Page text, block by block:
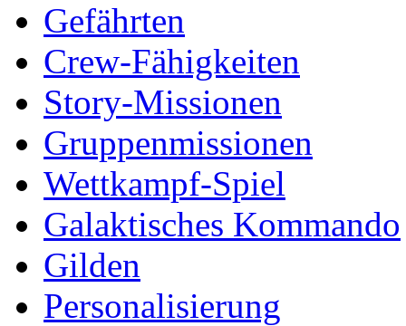
Gefährten
Crew-Fähigkeiten
Story-Missionen
Gruppenmissionen
Wettkampf-Spiel
Galaktisches Kommando
Gilden
Personalisierung